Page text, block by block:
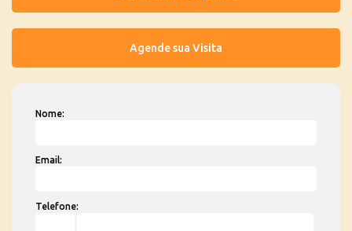
Nome:
Email:
Telefone: